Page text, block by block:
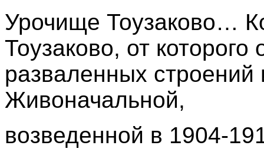
Урочище Тоузаково…
Тоузаково, от которого
разваленных строений
Живоначальной,
возведенной в 1904-